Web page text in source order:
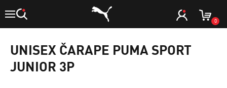
0
UNISEX ČARAPE PUMA SPORT
JUNIOR 3P